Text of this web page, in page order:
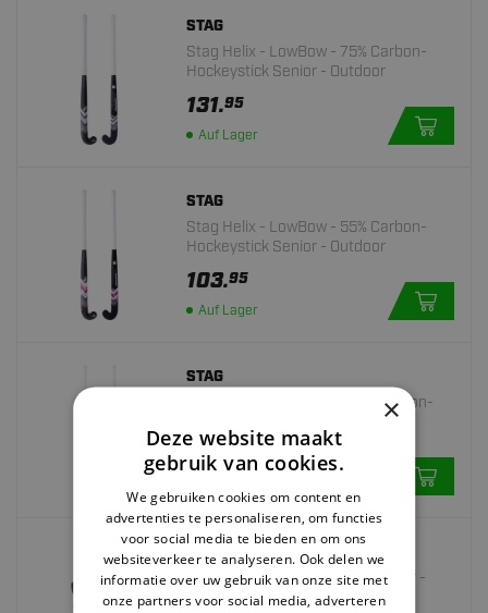
STAG
Stag Helix - LowBow - 75% Carbon-
Hockeystick Senior - Outdoor
131.95
Auf Lager
STAG
Stag Helix - LowBow - 55% Carbon-
Hockeystick Senior - Outdoor
103.95
Auf Lager
STAG
Stag Matrix - MidBow - 55% Carbon-
Hockeystick Senior - Outdoor
103.
STAG
Hockey Handschoen - Half Finger -
Zwart
×
Deze website maakt
gebruik van cookies.
We gebruiken cookies om content en
advertenties te personaliseren, om functies
voor social media te bieden en om ons
websiteverkeer te analyseren. Ook delen we
informatie over uw gebruik van onze site met
onze partners voor social media, adverteren